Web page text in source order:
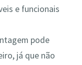
e funcionais
pode
já que não